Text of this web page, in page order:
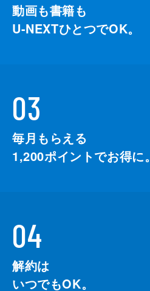
動画も書籍も
U-NEXTひとつでOK。
03
毎月もらえる
1,200ポイントでお得に。
04
解約は
いつでもOK。